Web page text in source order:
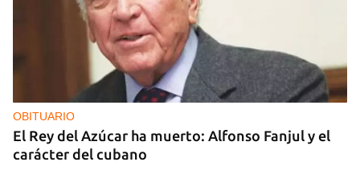
OBITUARIO
El Rey del Azúcar ha muerto: Alfonso Fanjul y el
carácter del cubano